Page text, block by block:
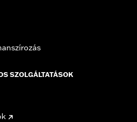
SZOLGÁLTATÁSOK